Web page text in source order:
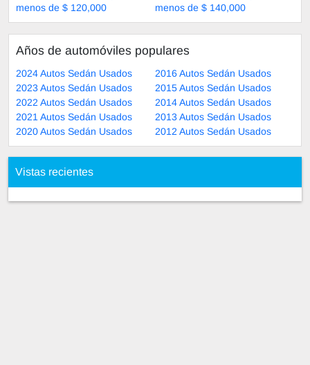
menos de $ 120,000
menos de $ 140,000
Años de automóviles populares
2024 Autos Sedán Usados
2016 Autos Sedán Usados
2023 Autos Sedán Usados
2015 Autos Sedán Usados
2022 Autos Sedán Usados
2014 Autos Sedán Usados
2021 Autos Sedán Usados
2013 Autos Sedán Usados
2020 Autos Sedán Usados
2012 Autos Sedán Usados
Vistas recientes